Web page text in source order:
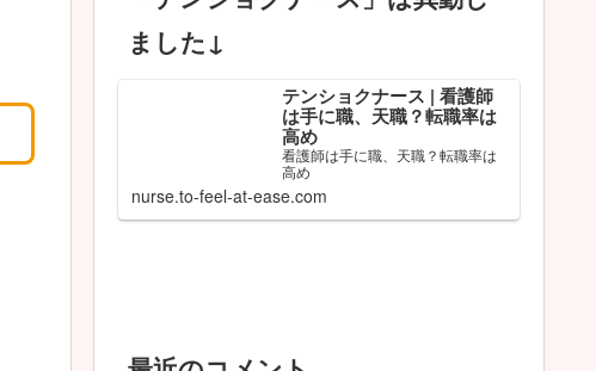
ました↓
テンショクナース | 看護師
は手に職、天職？転職率は
高め
看護師は手に職、天職？転職率は
高め
nurse.to-feel-at-ease.com